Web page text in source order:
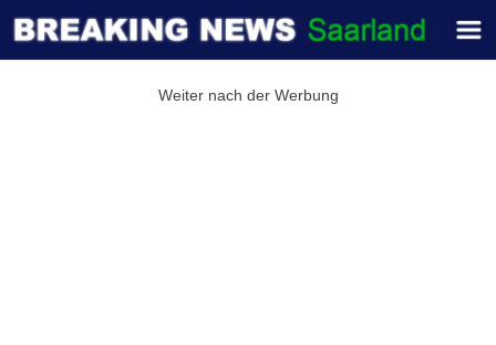
Weiter nach der Werbung